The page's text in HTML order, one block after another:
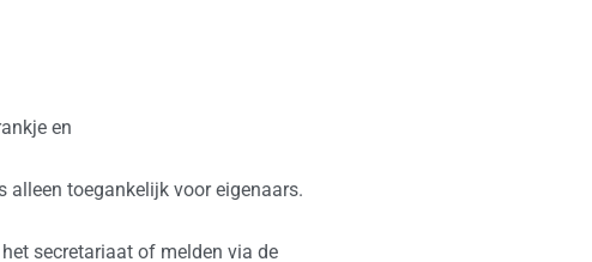
en
toegankelijk voor eigenaars.
secretariaat of melden via de